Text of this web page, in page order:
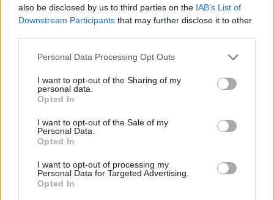
also be disclosed by us to third parties on the IAB’s List of
Downstream Participants that may further disclose it to other
Please note that this website/app uses one or more Google
not limited to your visit or usage behaviour. You may click to
grant or deny consent to Google and its third-party tags to
use your data for below specified purposes in below Google
consent section.
Personal Data Processing Opt Outs
I want to opt-out of the Sharing of my
personal data.
Opted In
I want to opt-out of the Sale of my
Personal Data.
Opted In
I want to opt-out of processing my
Personal Data for Targeted Advertising.
Opted In
A kutatók megjegyezték, hogy minden
35-39 évesek kivételével. Ez azt tükrözi,
hogy utóbbiak életkoruk miatt annak idején
nem részesülhettek az oltásban.
A HPV rendkívül elterjedt kórokozó, amely
rendellenes sejtosztódást, sejtburjánzást
okozhat a szervezet laphám-felületein, a
kezeken, lábakon, a hangszalagon, a